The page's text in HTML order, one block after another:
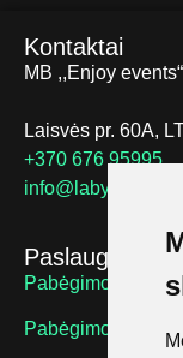
Kontaktai
MB ,,Enjoy events“
Laisvės pr. 60A,
+370 676 95995
info@labyrinthus.lt
Paslaugos
Pabėgimo
Pabėgimo